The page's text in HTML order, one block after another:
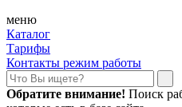
меню
Каталог
Тарифы
Контакты режим работы
Обратите внимание! Поиск